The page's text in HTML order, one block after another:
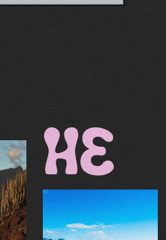
среди красоты
условия
и личностной